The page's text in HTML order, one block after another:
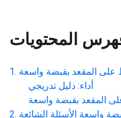
المحتويات
المقعد بقبضة واسعة
أداء: دليل تدريجي
المقعد بقبضة واسعة
واسعة الأسئلة الشائعة